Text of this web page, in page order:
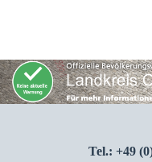
Tel.: +49